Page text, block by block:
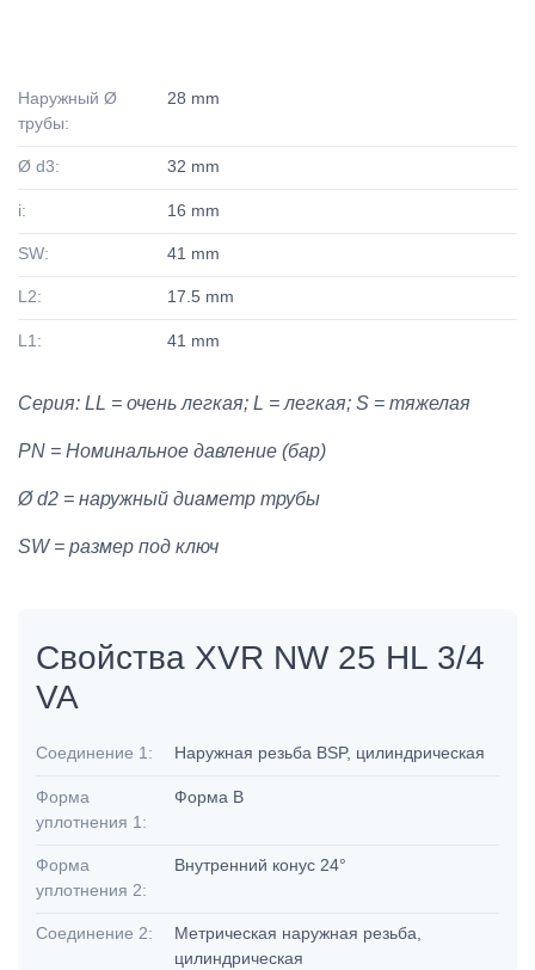
Наружный Ø
трубы:
28 mm
Ø d3: 32 mm
i: 16 mm
SW: 41 mm
L2: 17.5 mm
L1: 41 mm
Серия: LL = очень легкая; L = легкая; S = тяжелая
PN = Номинальное давление (бар)
Ø d2 = наружный диаметр трубы
SW = размер под ключ
Свойства XVR NW 25 HL 3/4
VA
Соединение 1: Наружная резьба BSP, цилиндрическая
Форма
уплотнения 1:
Форма B
Форма
уплотнения 2:
Внутренний конус 24°
Соединение 2:
Метрическая наружная резьба,
цилиндрическая